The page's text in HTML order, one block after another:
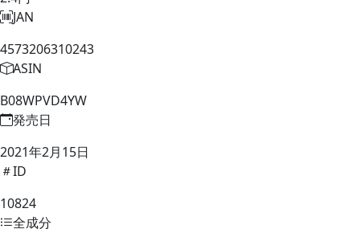
JAN
4573206310243
ASIN
B08WPVD4YW
発売日
2021年2月15日
ID
10824
全成分